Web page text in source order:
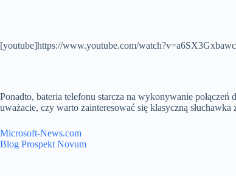
[youtube]https://www.youtube.com/
Ponadto, bateria telefonu starcza na wykonywanie
uważacie, czy warto zainteresować się klasyczną
Microsoft-News.com
Blog Prospekt Novum